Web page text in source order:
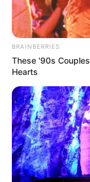
BRAINBERRIES
These '90s
Hearts